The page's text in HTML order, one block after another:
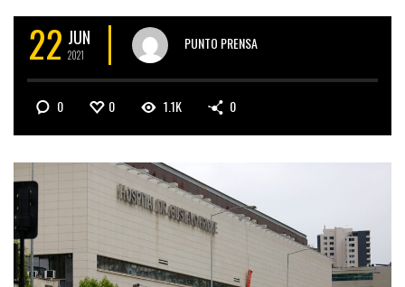
22 JUN
2021
PUNTO PRENSA
0 0 1.1K 0